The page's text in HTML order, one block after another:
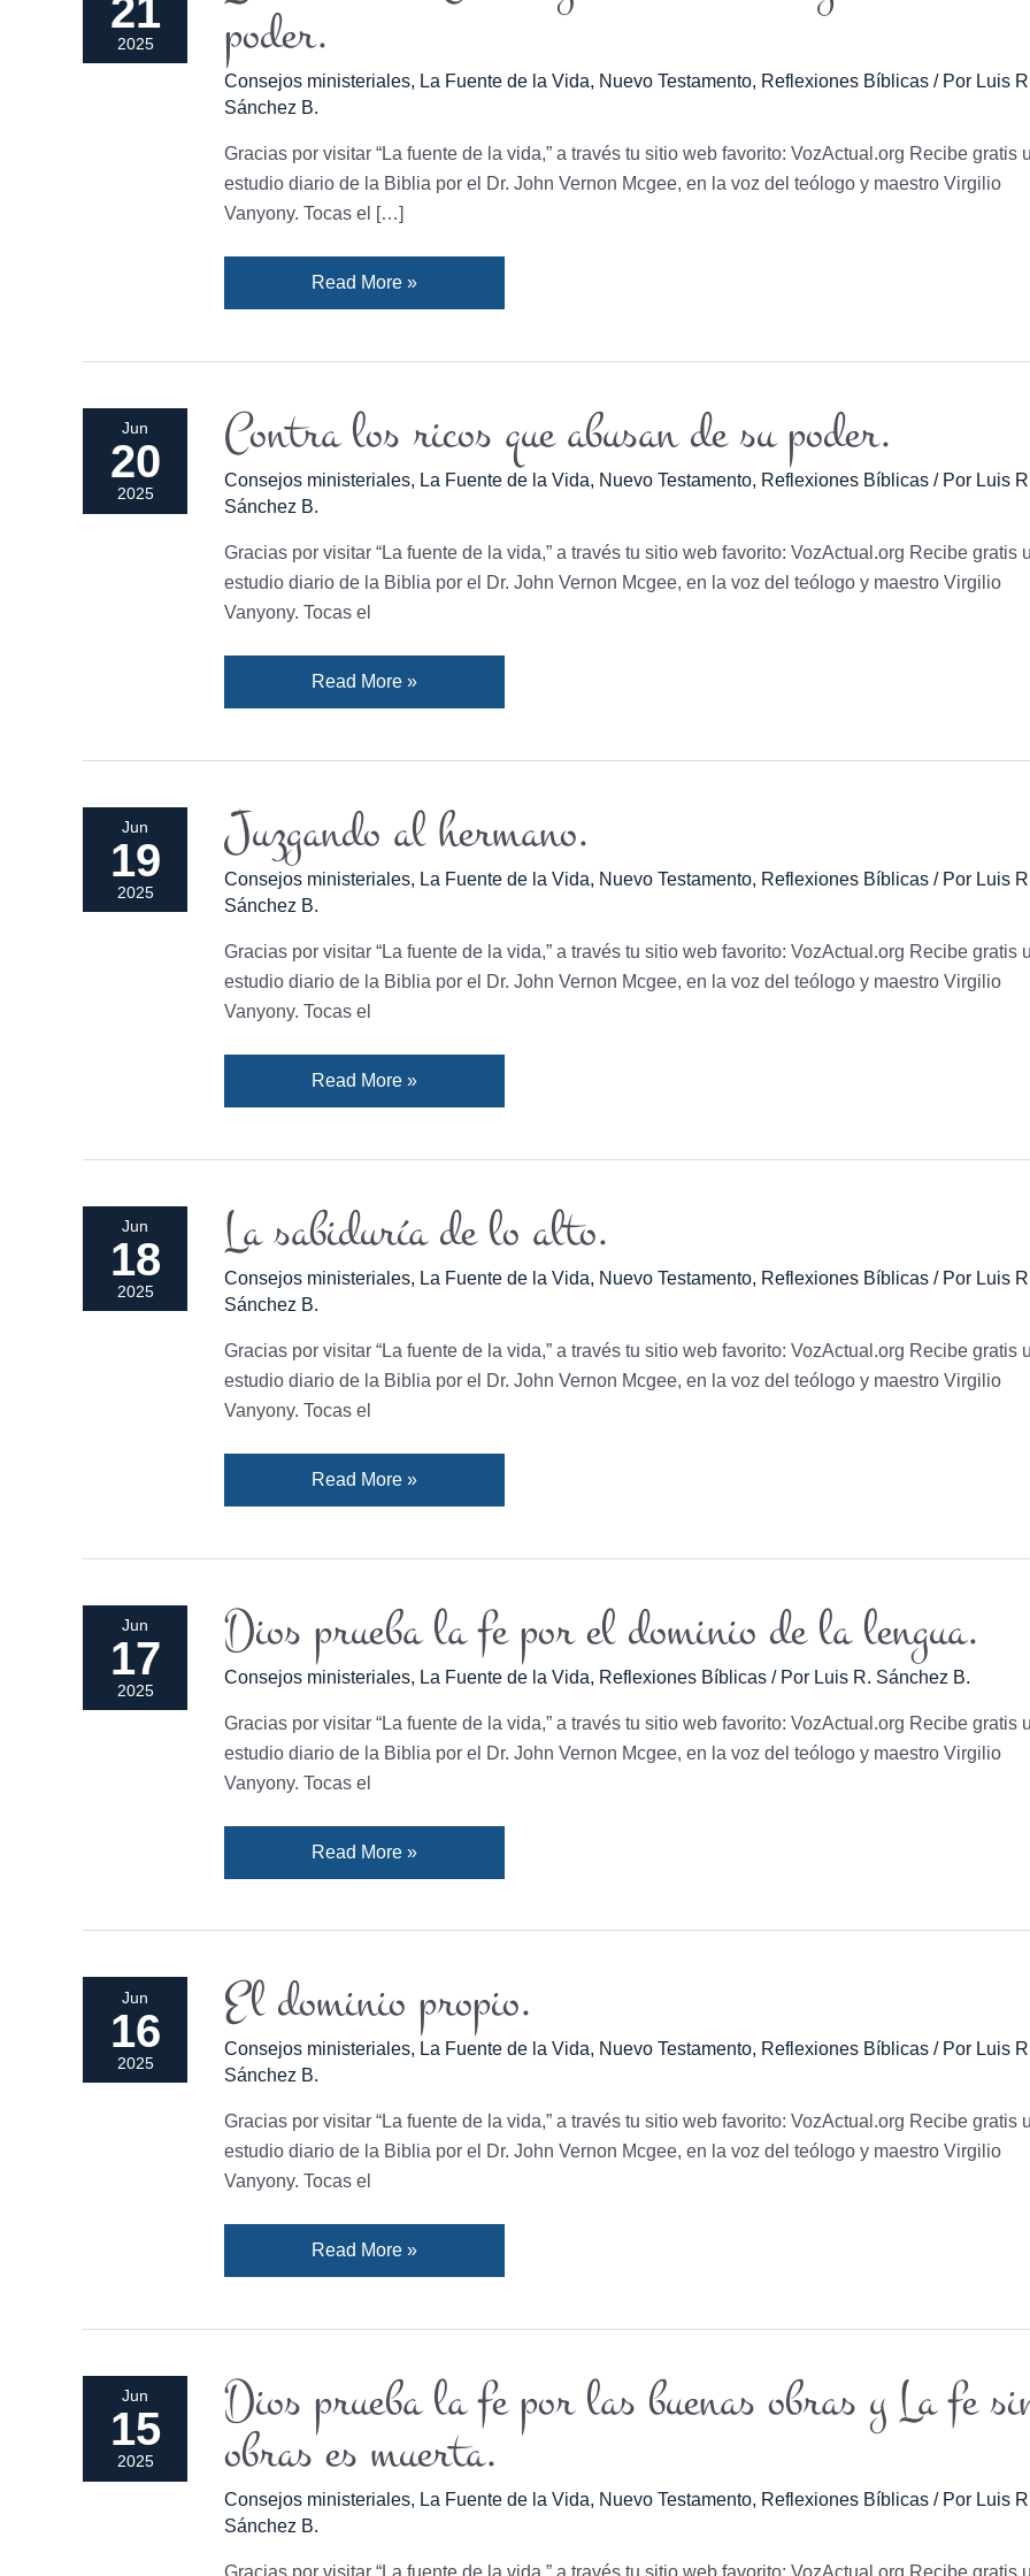
21
2025 poder.
Consejos ministeriales, La Fuente de la Vida, Nuevo Testamento, Reflexiones Bíblicas / Por Luis
Sánchez B.
Gracias por visitar “La fuente de la vida,” a través tu sitio web favorito: VozActual.org Recibe gratis
estudio diario de la Biblia por el Dr. John Vernon Mcgee, en la voz del teólogo y maestro Virgilio
Vanyony. Tocas el […]
y
la
oración
del
justo
Read More »
Jun
20
2025
Contra los ricos que abusan de su poder.
Consejos ministeriales, La Fuente de la Vida, Nuevo Testamento, Reflexiones Bíblicas / Por Luis
Sánchez B.
Gracias por visitar “La fuente de la vida,” a través tu sitio web favorito: VozActual.org Recibe gratis
estudio diario de la Biblia por el Dr. John Vernon Mcgee, en la voz del teólogo y maestro Virgilio
Vanyony. Tocas el
Contra
los
ricos
que
abusan
de
su
Read More »
Jun
19
2025
Juzgando al hermano.
Consejos ministeriales, La Fuente de la Vida, Nuevo Testamento, Reflexiones Bíblicas / Por Luis
Sánchez B.
Gracias por visitar “La fuente de la vida,” a través tu sitio web favorito: VozActual.org Recibe gratis
estudio diario de la Biblia por el Dr. John Vernon Mcgee, en la voz del teólogo y maestro Virgilio
Vanyony. Tocas el
Juzgando
al
hermano.
Read More »
Jun
18
2025
La sabiduría de lo alto.
Consejos ministeriales, La Fuente de la Vida, Nuevo Testamento, Reflexiones Bíblicas / Por Luis
Sánchez B.
Gracias por visitar “La fuente de la vida,” a través tu sitio web favorito: VozActual.org Recibe gratis
estudio diario de la Biblia por el Dr. John Vernon Mcgee, en la voz del teólogo y maestro Virgilio
Vanyony. Tocas el
La
sabiduría
de
lo
alto.
Read More »
Jun
17
2025
Dios prueba la fe por el dominio de la lengua.
Consejos ministeriales, La Fuente de la Vida, Reflexiones Bíblicas / Por Luis R. Sánchez B.
Gracias por visitar “La fuente de la vida,” a través tu sitio web favorito: VozActual.org Recibe gratis
estudio diario de la Biblia por el Dr. John Vernon Mcgee, en la voz del teólogo y maestro Virgilio
Vanyony. Tocas el
prueba
la
de
la
Read More »
Jun
16
2025
El dominio propio.
Consejos ministeriales, La Fuente de la Vida, Nuevo Testamento, Reflexiones Bíblicas / Por Luis
Sánchez B.
Gracias por visitar “La fuente de la vida,” a través tu sitio web favorito: VozActual.org Recibe gratis
estudio diario de la Biblia por el Dr. John Vernon Mcgee, en la voz del teólogo y maestro Virgilio
Vanyony. Tocas el
dominio
propio.
Read More »
Jun
15
2025
Dios prueba la fe por las buenas obras y La fe
obras es muerta.
Consejos ministeriales, La Fuente de la Vida, Nuevo Testamento, Reflexiones Bíblicas / Por Luis
Sánchez B.
prueba
por
las
buenas